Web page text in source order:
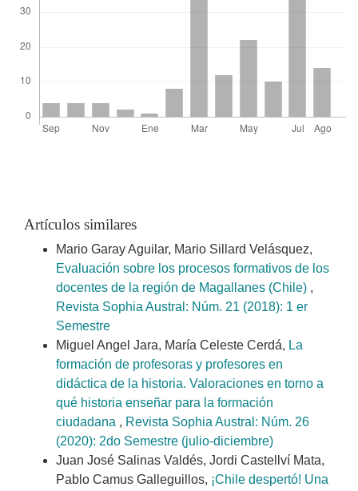
Artículos similares
Mario Garay Aguilar, Mario Sillard Velásquez,
Evaluación sobre los procesos formativos de los
docentes de la región de Magallanes (Chile) ,
Revista Sophia Austral: Núm. 21 (2018): 1 er
Semestre
Miguel Angel Jara, María Celeste Cerdá, La
formación de profesoras y profesores en
didáctica de la historia. Valoraciones en torno a
qué historia enseñar para la formación
ciudadana , Revista Sophia Austral: Núm. 26
(2020): 2do Semestre (julio-diciembre)
Juan José Salinas Valdés, Jordi Castellví Mata,
Pablo Camus Galleguillos, ¡Chile despertó! Una